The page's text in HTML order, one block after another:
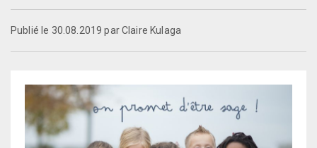
Publié le 30.08.2019 par Claire Kulaga